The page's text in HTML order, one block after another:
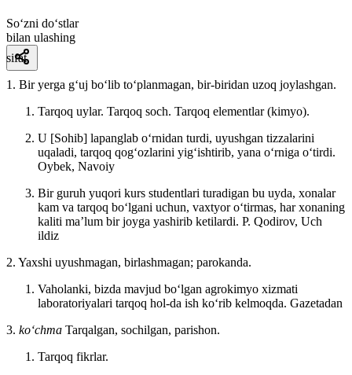
So‘zni do‘stlar
bilan ulashing
sifat
1. Bir yerga gʻuj boʻlib toʻplanmagan, bir-biridan uzoq joylashgan.
Tarqoq uylar. Tarqoq soch. Tarqoq elementlar (kimyo).
U [Sohib] lapanglab oʻrnidan turdi, uyushgan tizzalarini
uqaladi, tarqoq qogʻozlarini yigʻishtirib, yana oʻrniga oʻtirdi.
Oybek, Navoiy
Bir guruh yuqori kurs studentlari turadigan bu uyda, xonalar
kam va tarqoq boʻlgani uchun, vaxtyor oʻtirmas, har xonaning
kaliti maʼlum bir joyga yashirib ketilardi. P. Qodirov, Uch
ildiz
2. Yaxshi uyushmagan, birlashmagan; parokanda.
Vaholanki, bizda mavjud boʻlgan agrokimyo xizmati
laboratoriyalari tarqoq hol-da ish koʻrib kelmoqda. Gazetadan
3. koʻchma Tarqalgan, sochilgan, parishon.
Tarqoq fikrlar.